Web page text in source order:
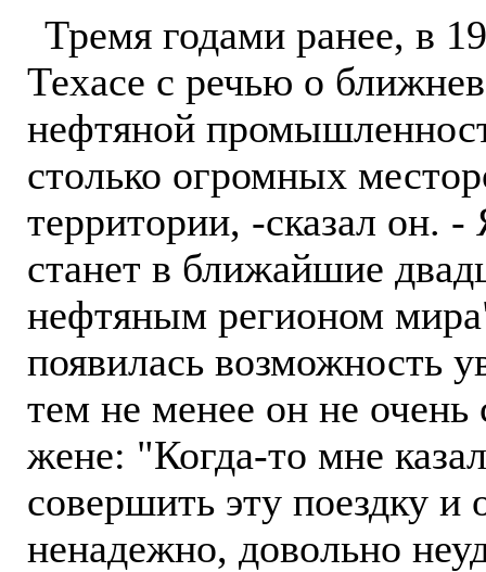
Тремя годами ранее, в
Техасе с речью о
нефтяной
столько огромных
территории, -сказал он. -
станет в ближайшие
нефтяным регионом
появилась возможность
тем не менее он не очень
жене: "Когда-то мне
совершить эту поездку и
ненадежно, довольно